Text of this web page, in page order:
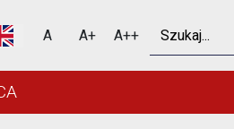
Prudniku
A A+ A++